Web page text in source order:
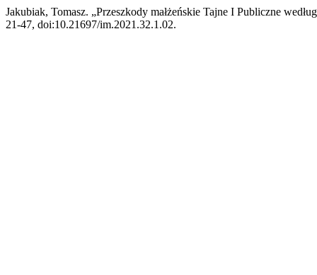
Jakubiak, Tomasz. „Przeszkody małżeńskie Tajne I Publiczne
21-47, doi:10.21697/im.2021.32.1.02.